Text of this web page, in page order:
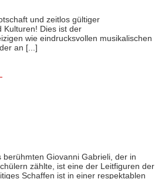
und zeitlos gültiger
Kulturen! Dies ist der
wie eindrucksvollen musikalischen
an [...]
Giovanni Gabrieli, der in
zählte, ist eine der Leitfiguren der
Schaffen ist in einer respektablen